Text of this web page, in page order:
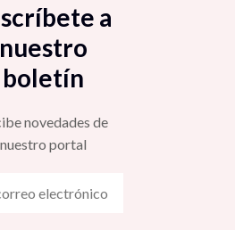
a
nuestro
boletín
novedades de
nuestro portal